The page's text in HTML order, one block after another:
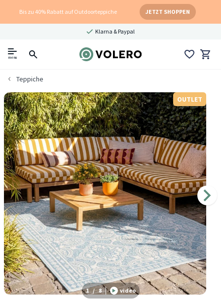
Bis zu 40% Rabatt auf Outdoorteppiche JETZT SHOPPEN
Klarna & Paypal
menu
Teppiche
OUTLET
1 / 8 video